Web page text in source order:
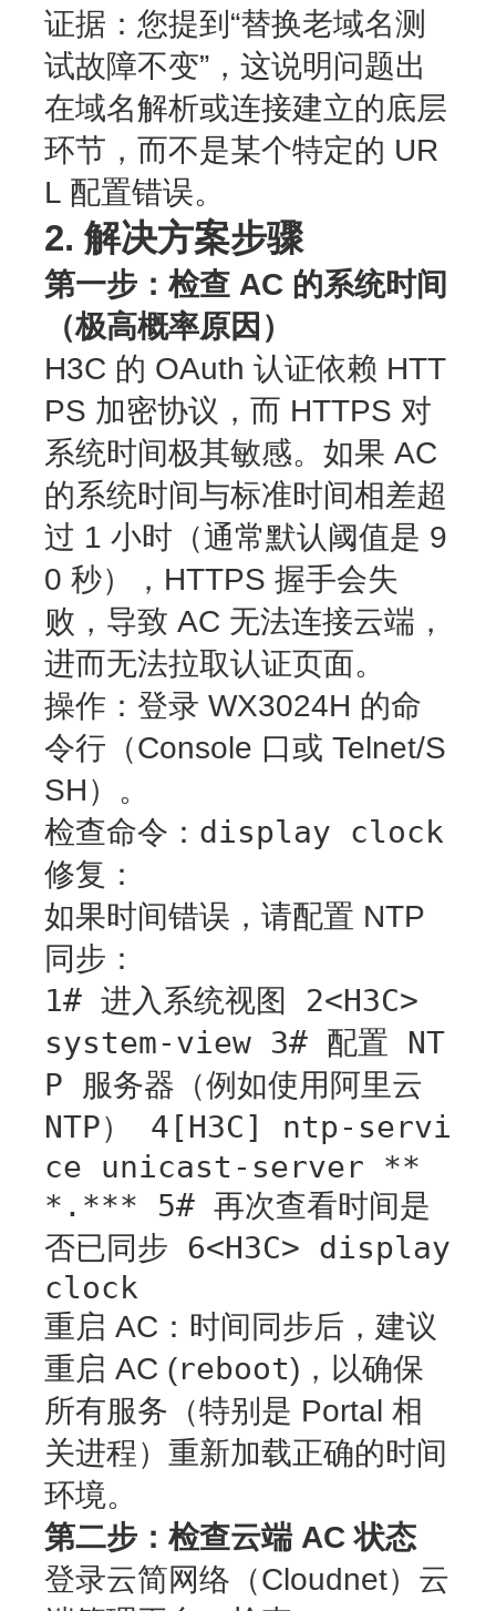
证据 ：您提到“替换老域名测
试故障不变”，这说明问题出
在域名解析或连接建立的底层
环节，而不是某个特定的 UR
L 配置错误。
2. 解决方案步骤
第一步：检查 AC 的系统时间
（极高概率原因）
H3C 的 OAuth 认证依赖 HTT
PS 加密协议，而 HTTPS 对
系统时间极其敏感。如果 AC
的系统时间与标准时间相差超
过 1 小时（通常默认阈值是 9
0 秒），HTTPS 握手会失
败，导致 AC 无法连接云端，
进而无法拉取认证页面。
操作 ：登录 WX3024H 的命
令行（Console 口或 Telnet/S
SH）。
检查命令 ： display clock
修复 ：
如果时间错误，请配置 NTP
同步：
1# 进入系统视图 2<H3C>
system-view 3# 配置 NT
P 服务器（例如使用阿里云
NTP） 4[H3C] ntp-servi
ce unicast-server **
*.*** 5# 再次查看时间是
否已同步 6<H3C> display
clock
重启 AC ：时间同步后，建议
重启 AC (reboot)，以确保
所有服务（特别是 Portal 相
关进程）重新加载正确的时间
环境。
第二步：检查云端 AC 状态
登录云简网络（Cloudnet）云